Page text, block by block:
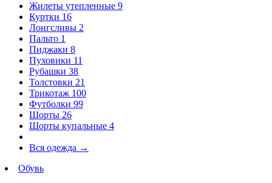
Жилеты утепленные 9
Куртки 16
Лонгсливы 2
Пальто 1
Пиджаки 8
Пуховики 11
Рубашки 38
Толстовки 21
Трикотаж 100
Футболки 99
Шорты 26
Шорты купальные 4
Вся одежда →
Обувь